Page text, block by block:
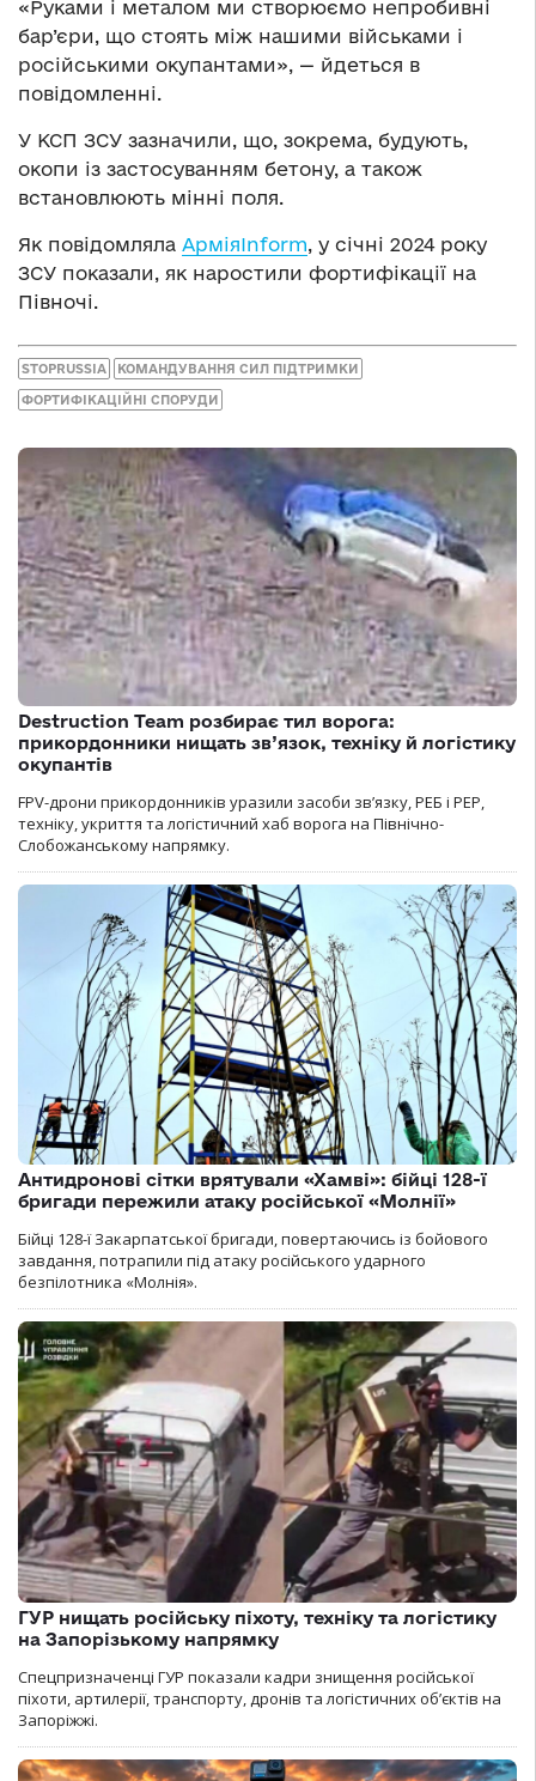
«Руками і металом ми створюємо непробивні
бар’єри, що стоять між нашими військами і
російськими окупантами», — йдеться в
повідомленні.
У КСП ЗСУ зазначили, що, зокрема, будують,
окопи із застосуванням бетону, а також
встановлюють мінні поля.
Як повідомляла АрміяInform, у січні 2024 року
ЗСУ показали, як наростили фортифікації на
Півночі.
STOPRUSSIA КОМАНДУВАННЯ СИЛ ПІДТРИМКИ
ФОРТИФІКАЦІЙНІ СПОРУДИ
Destruction Team розбирає тил ворога:
прикордонники нищать зв’язок, техніку й логістику
окупантів
FPV-дрони прикордонників уразили засоби зв’язку, РЕБ і РЕР,
техніку, укриття та логістичний хаб ворога на Північно-
Слобожанському напрямку.
Антидронові сітки врятували «Хамві»: бійці 128-ї
бригади пережили атаку російської «Молнії»
Бійці 128-ї Закарпатської бригади, повертаючись із бойового
завдання, потрапили під атаку російського ударного
безпілотника «Молнія».
ГУР нищать російську піхоту, техніку та логістику
на Запорізькому напрямку
Спецпризначенці ГУР показали кадри знищення російської
піхоти, артилерії, транспорту, дронів та логістичних об’єктів на
Запоріжжі.